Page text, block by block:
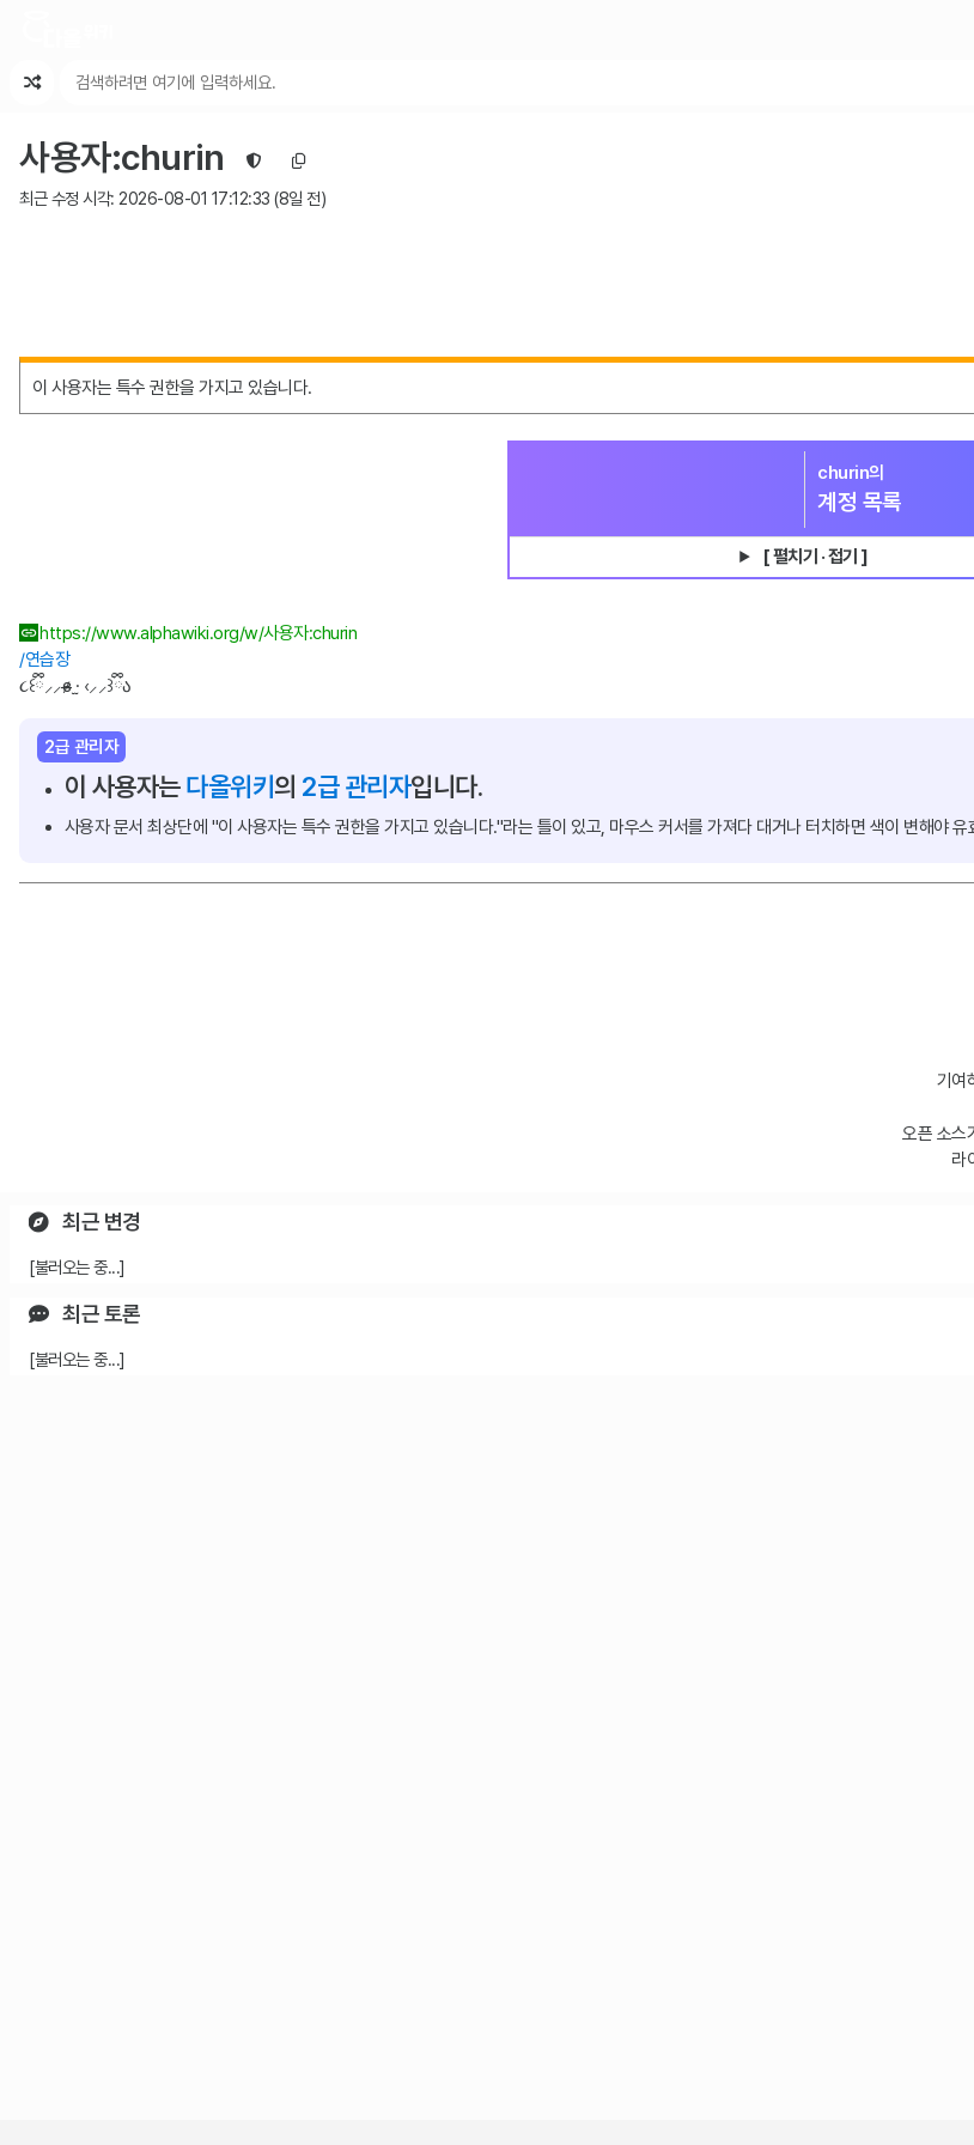
사용자:churin
최근 수정 시각: 2026-08-01 17:12:33 (8일 전)
이 사용자는 특수 권한을 가지고 있습니다.
churin의
계정 목록
[ 펼치기 · 접기 ]
https://www.alphawiki.org/w/사용자:churin
/연습장
૮꒰ྀི⸝⸝ɞ̴̶̷ ·̫ ‹⸝⸝꒱ྀིა
2급 관리자
이 사용자는다올위키의 2급 관리자입니다.
사용자 문서 최상단에 "이 사용자는 특수 권한을 가지고 있습니다."라는 틀이 있고, 마우스 커서를 가져다 대거나 터치하면 색이 변해야 유
기여
오픈 소스
라
최근 변경
[불러오는 중...]
최근 토론
[불러오는 중...]